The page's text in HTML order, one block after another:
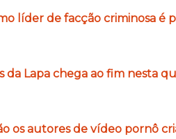
líder de facção criminosa é
da Lapa chega ao fim nesta
os autores de vídeo pornô